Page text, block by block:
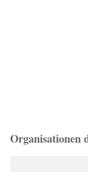
Organisationen